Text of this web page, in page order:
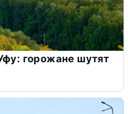
горожане шутят